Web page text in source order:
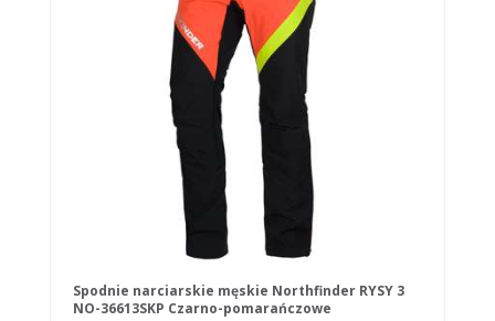
Spodnie narciarskie męskie Northfinder RYSY 3
NO-36613SKP Czarno-pomarańczowe